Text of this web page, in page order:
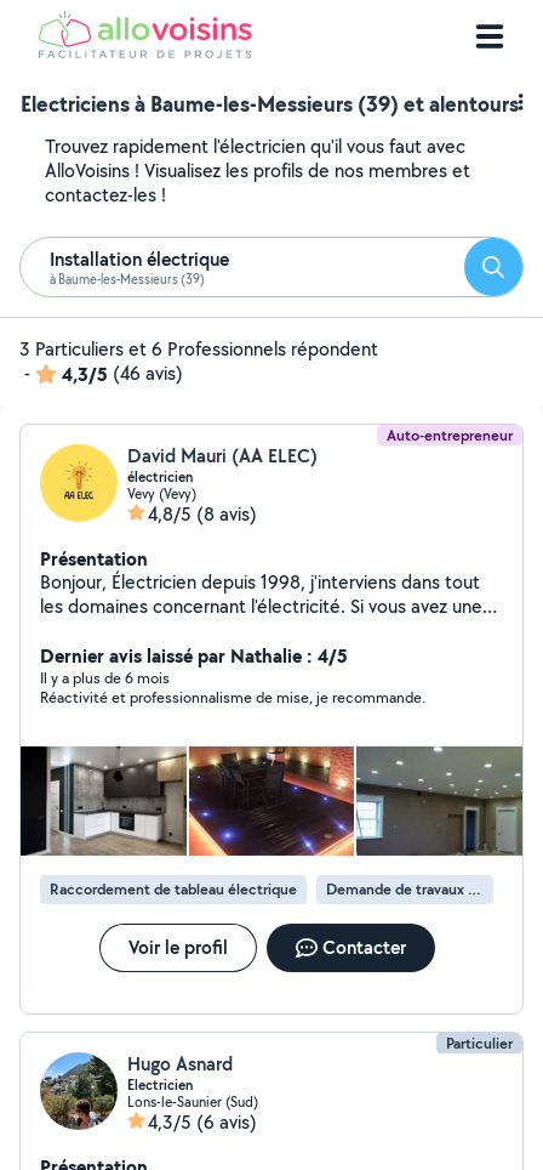
Electriciens à Baume-les-Messieurs (39) et alentours
Trouvez rapidement l'électricien qu'il vous faut avec
AlloVoisins ! Visualisez les profils de nos membres et
contactez-les !
Installation électrique
à Baume-les-Messieurs (39)
3 Particuliers et 6 Professionnels répondent
-
4,3/5 (46 avis)
Auto-entrepreneur
David Mauri (AA ELEC)
électricien
Vevy (Vevy)
4,8/5 (8 avis)
Présentation
Bonjour, Électricien depuis 1998, j'interviens dans tout
les domaines concernant l'électricité. Si vous avez une
Dernier avis laissé par Nathalie : 4/5
Il y a plus de 6 mois
Réactivité et professionnalisme de mise, je recommande.
Raccordement de tableau électrique Demande de travaux d’électricité
Voir le profil Contacter
Particulier
Hugo Asnard
Electricien
Lons-le-Saunier (Sud)
4,3/5 (6 avis)